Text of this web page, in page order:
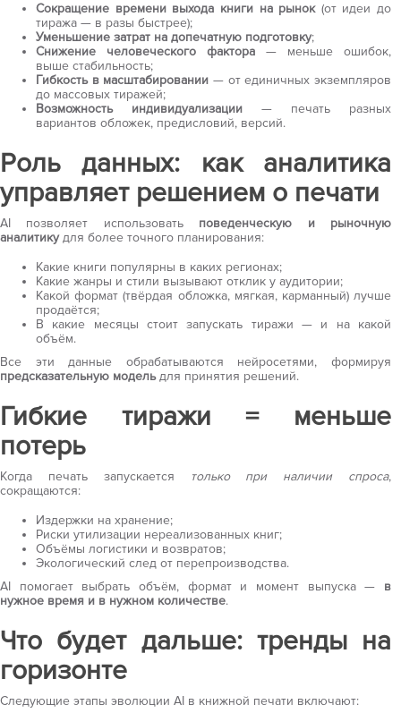
Сокращение времени выхода книги на рынок(от идеи до
тиража — в разы быстрее);
Уменьшение затрат на допечатную подготовку;
Снижение человеческого фактора — меньше ошибок,
выше стабильность;
Гибкость в масштабировании — от единичных экземпляров
до массовых тиражей;
Возможность индивидуализации — печать разных
вариантов обложек, предисловий, версий.
Роль данных: как аналитика
управляет решением о печати
AI позволяет использовать поведенческую и рыночную
аналитикудля более точного планирования:
Какие книги популярны в каких регионах;
Какие жанры и стили вызывают отклик у аудитории;
Какой формат (твёрдая обложка, мягкая, карманный) лучше
продаётся;
В какие месяцы стоит запускать тиражи — и на какой
объём.
Все эти данные обрабатываются нейросетями, формируя
предсказательную модельдля принятия решений.
Гибкие тиражи = меньше
потерь
Когда печать запускается только при наличии спроса,
сокращаются:
Издержки на хранение;
Риски утилизации нереализованных книг;
Объёмы логистики и возвратов;
Экологический след от перепроизводства.
AI помогает выбрать объём, формат и момент выпуска — в
нужное время и в нужном количестве.
Что будет дальше: тренды на
горизонте
Следующие этапы эволюции AI в книжной печати включают: